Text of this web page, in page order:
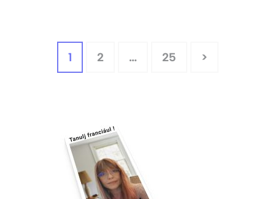
Bejegyzések
Page
1 Page
2 … Page
25 >